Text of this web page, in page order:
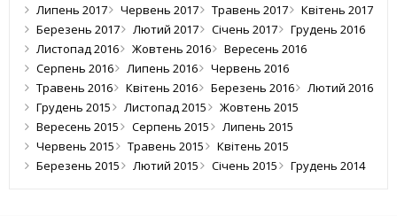
Липень 2017
Червень 2017 Травень 2017
Квітень 2017
Березень 2017
Лютий 2017 Січень 2017
Грудень 2016
Листопад 2016
Жовтень 2016
Вересень 2016
Серпень 2016
Липень 2016
Червень 2016
Травень 2016
Квітень 2016 Березень 2016
Лютий 2016
Грудень 2015
Листопад 2015
Жовтень 2015
Вересень 2015
Серпень 2015
Липень 2015
Червень 2015
Травень 2015
Квітень 2015
Березень 2015
Лютий 2015 Січень 2015 Грудень 2014